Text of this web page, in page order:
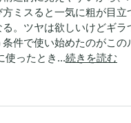
方ミスると一気に粗が目
。ツヤは欲しいけどギラ
件で使い始めたのがこの
使ったとき...続きを読む